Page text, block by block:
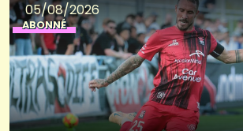
05/08/2026
ABONNÉ